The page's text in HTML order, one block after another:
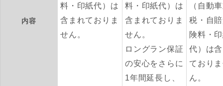
内容
料・印紙代）は
含まれておりま
せん。
料・印紙代）は
含まれておりま
せん。
ロングラン保証
の安心をさらに
1年間延長し、
（自動
税・自
険料・
代）は
ており
ん。